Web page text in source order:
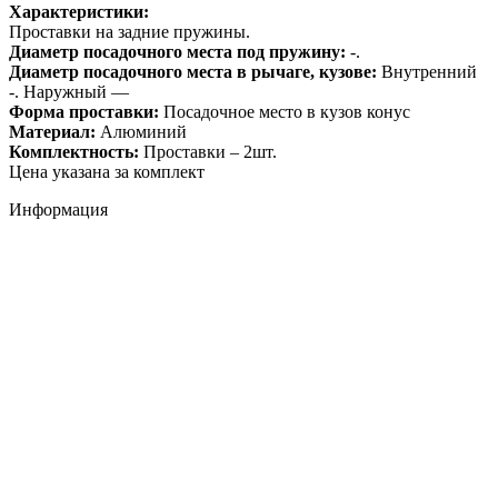
Характеристики:
Проставки на задние пружины.
Диаметр посадочного места под пружину: -.
Диаметр посадочного места в рычаге, кузове: Внутренний
-. Наружный —
Форма проставки: Посадочное место в кузов конус
Материал: Алюминий
Комплектность: Проставки – 2шт.
Цена указана за комплект
Информация